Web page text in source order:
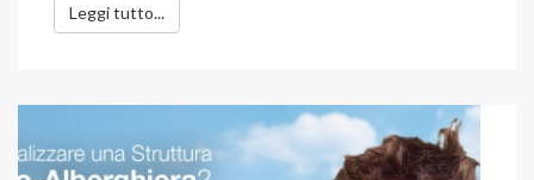
Leggi tutto...